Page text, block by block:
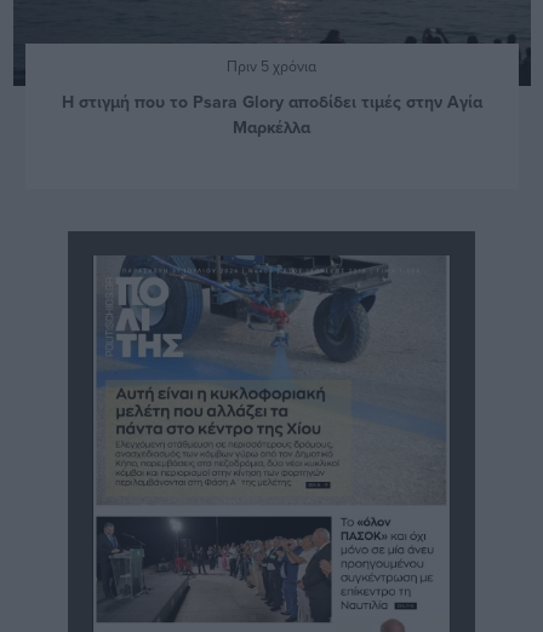
Πριν 5 χρόνια
Η στιγμή που το Psara Glory αποδίδει τιμές στην Αγία
Μαρκέλλα